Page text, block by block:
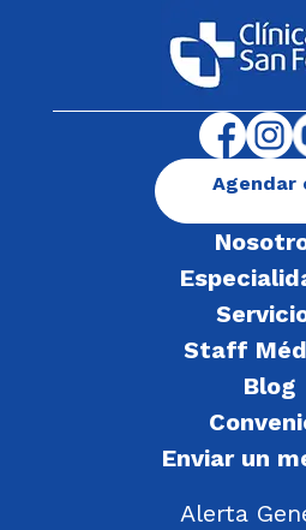
Staff
Blog
Enviar un
Alerta
Agendar